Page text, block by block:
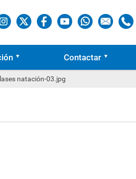
Contactar
natación-03.jpg